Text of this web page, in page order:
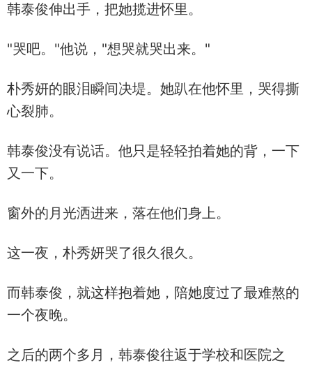
韩泰俊伸出手，把她揽进怀里。
"哭吧。"他说，"想哭就哭出来。"
朴秀妍的眼泪瞬间决堤。她趴在他怀里，哭得撕
心裂肺。
韩泰俊没有说话。他只是轻轻拍着她的背，一下
又一下。
窗外的月光洒进来，落在他们身上。
这一夜，朴秀妍哭了很久很久。
而韩泰俊，就这样抱着她，陪她度过了最难熬的
一个夜晚。
之后的两个多月，韩泰俊往返于学校和医院之